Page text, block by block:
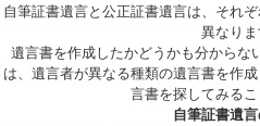
自筆証書遺言と公正証書遺言は、それ
異なりま
遺言書を作成したかどうかも分からな
は、遺言者が異なる種類の遺言書を作
言書を探してみるこ
自筆証書遺